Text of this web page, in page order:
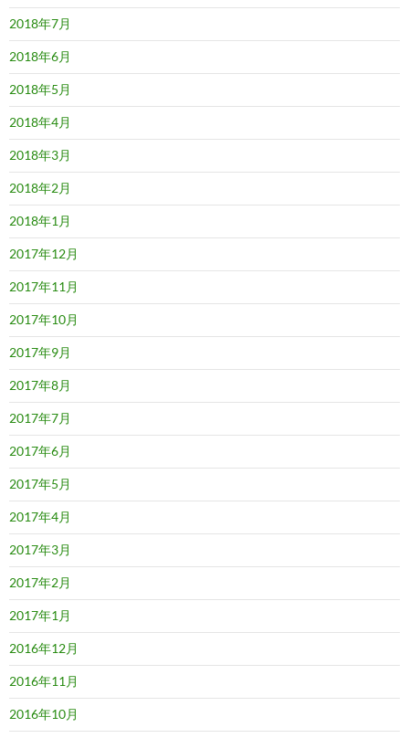
2018年7月
2018年6月
2018年5月
2018年4月
2018年3月
2018年2月
2018年1月
2017年12月
2017年11月
2017年10月
2017年9月
2017年8月
2017年7月
2017年6月
2017年5月
2017年4月
2017年3月
2017年2月
2017年1月
2016年12月
2016年11月
2016年10月